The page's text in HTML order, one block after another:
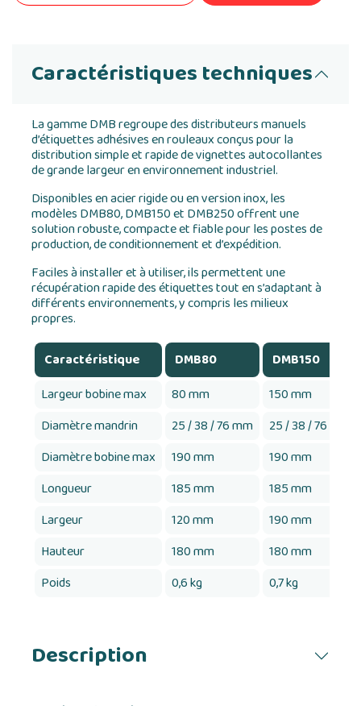
Caractéristiques techniques
La gamme DMB regroupe des distributeurs manuels
d’étiquettes adhésives en rouleaux conçus pour la
distribution simple et rapide de vignettes autocollantes
de grande largeur en environnement industriel.
Disponibles en acier rigide ou en version inox, les
modèles DMB80, DMB150 et DMB250 offrent une
solution robuste, compacte et fiable pour les postes de
production, de conditionnement et d’expédition.
Faciles à installer et à utiliser, ils permettent une
récupération rapide des étiquettes tout en s’adaptant à
différents environnements, y compris les milieux
propres.
Caractéristique DMB80
DMB150
Largeur bobine max
80 mm
150 mm
Diamètre mandrin
25 / 38 / 76 mm
25 / 38 / 76 mm
Diamètre bobine max
190 mm
190 mm
Longueur
185 mm
185 mm
Largeur
120 mm
190 mm
Hauteur
180 mm
180 mm
Poids
0,6 kg 0,7 kg
Description